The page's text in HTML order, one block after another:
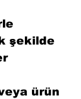
şekilde
ürün